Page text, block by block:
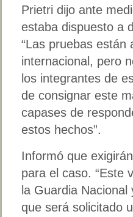
Prietri dijo ante
estaba dispuesto a
“Las pruebas
internacional, pero
los integrantes de
de consignar este
capases de
estos hechos”.
Informó que
para el caso. “Este
la Guardia
que será solicitado